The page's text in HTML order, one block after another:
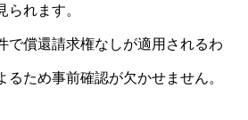
られます。
で償還請求権なしが適用されるわ
るため事前確認が欠かせません。